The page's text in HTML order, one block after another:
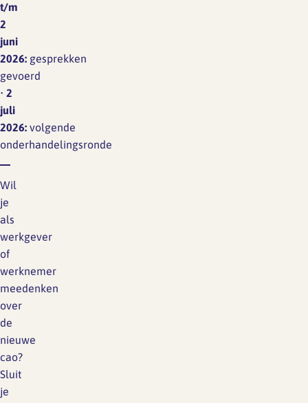
t/m
2
juni
2026: gesprekken
gevoerd
• 2
juli
2026: volgende
onderhandelingsronde
Wil
je
als
werkgever
of
werknemer
meedenken
over
de
nieuwe
cao?
Sluit
je